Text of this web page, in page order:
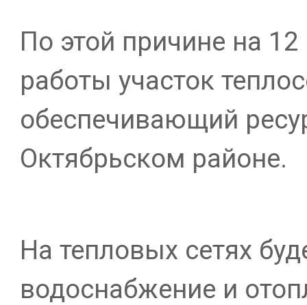
По этой причине на
работы участок
обеспечивающий
Октябрьском районе.
На тепловых сетях
водоснабжение и